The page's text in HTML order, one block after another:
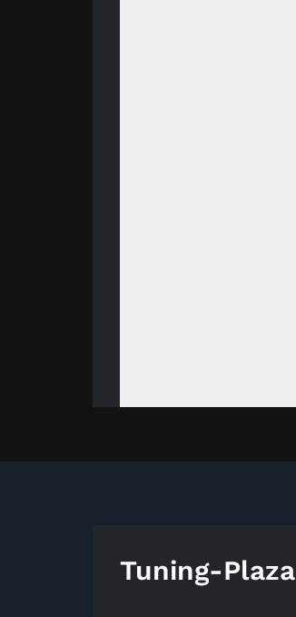
Tuning-Plaza